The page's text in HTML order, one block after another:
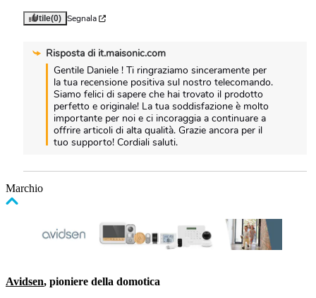
Utile(0) Segnala
Risposta di it.maisonic.com
Gentile Daniele ! Ti ringraziamo sinceramente per
la tua recensione positiva sul nostro telecomando.
Siamo felici di sapere che hai trovato il prodotto
perfetto e originale! La tua soddisfazione è molto
importante per noi e ci incoraggia a continuare a
offrire articoli di alta qualità. Grazie ancora per il
tuo supporto! Cordiali saluti.
Marchio
Avidsen, pioniere della domotica